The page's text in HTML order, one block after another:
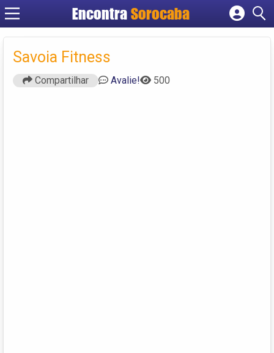
EncontraSorocaba
Cadastrar empresa
Savoia Fitness
Compartilhar Avalie! 500